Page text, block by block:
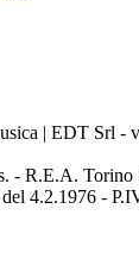
| EDT Srl -
- R.E.A. Torino
4.2.1976 -